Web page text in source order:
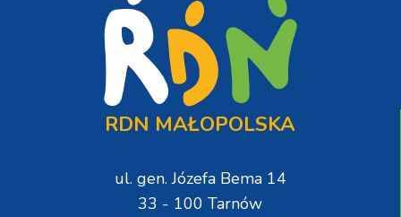
RDN MAŁOPOLSKA
ul. gen. Józefa Bema 14
33 - 100 Tarnów